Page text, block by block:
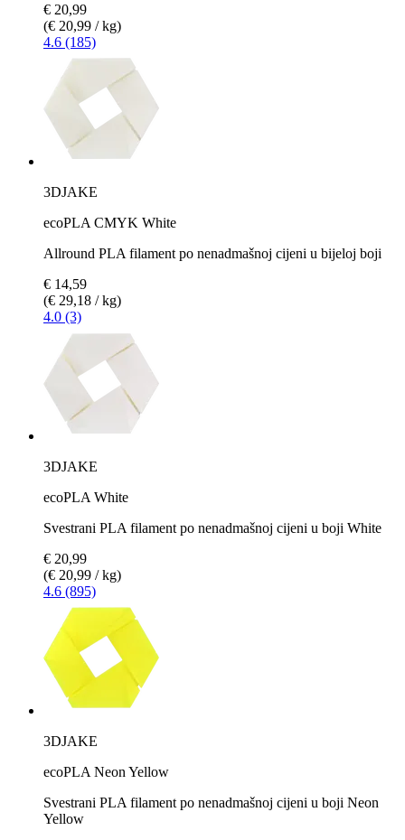
€ 20,99
(€ 20,99 / kg)
4.6 (185)
3DJAKE
ecoPLA CMYK White
Allround PLA filament po nenadmašnoj cijeni u bijeloj boji
€ 14,59
(€ 29,18 / kg)
4.0 (3)
3DJAKE
ecoPLA White
Svestrani PLA filament po nenadmašnoj cijeni u boji White
€ 20,99
(€ 20,99 / kg)
4.6 (895)
3DJAKE
ecoPLA Neon Yellow
Svestrani PLA filament po nenadmašnoj cijeni u boji Neon
Yellow